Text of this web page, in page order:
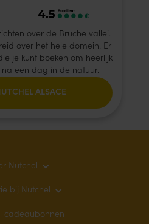
over de Bruche vallei.
over het hele domein. Er
je kunt boeken om heerlijk
een dag in de natuur.
ALSACE
Nutchel
bij Nutchel
cadeaubonnen